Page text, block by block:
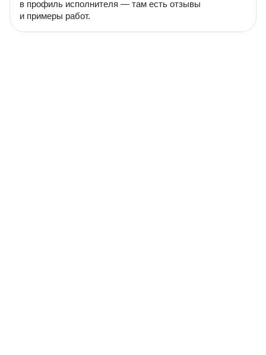
в профиль исполнителя — там есть отзывы
и примеры работ.